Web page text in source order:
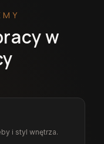
w
i styl wnętrza.